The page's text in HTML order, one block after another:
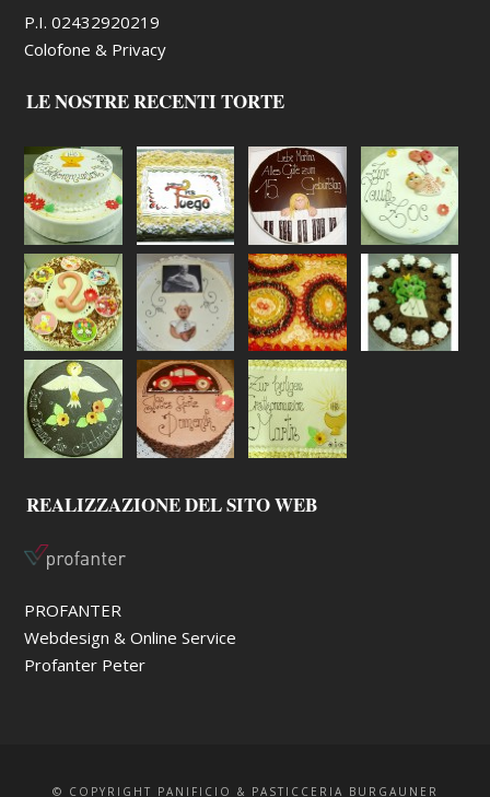
P.I. 02432920219
Colofone & Privacy
LE NOSTRE RECENTI TORTE
REALIZZAZIONE DEL SITO WEB
PROFANTER
Webdesign & Online Service
Profanter Peter
© COPYRIGHT PANIFICIO & PASTICCERIA BURGAUNER